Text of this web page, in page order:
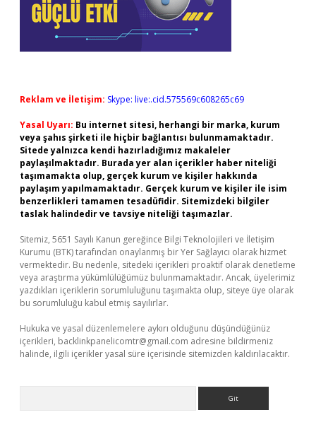
Reklam ve İletişim: Skype: live:.cid.575569c608265c69
Yasal Uyarı: Bu internet sitesi, herhangi bir marka, kurum
veya şahıs şirketi ile hiçbir bağlantısı bulunmamaktadır.
Sitede yalnızca kendi hazırladığımız makaleler
paylaşılmaktadır. Burada yer alan içerikler haber niteliği
taşımamakta olup, gerçek kurum ve kişiler hakkında
paylaşım yapılmamaktadır. Gerçek kurum ve kişiler ile isim
benzerlikleri tamamen tesadüfidir. Sitemizdeki bilgiler
taslak halindedir ve tavsiye niteliği taşımazlar.
Sitemiz, 5651 Sayılı Kanun gereğince Bilgi Teknolojileri ve İletişim
Kurumu (BTK) tarafından onaylanmış bir Yer Sağlayıcı olarak hizmet
vermektedir. Bu nedenle, sitedeki içerikleri proaktif olarak denetleme
veya araştırma yükümlülüğümüz bulunmamaktadır. Ancak, üyelerimiz
yazdıkları içeriklerin sorumluluğunu taşımakta olup, siteye üye olarak
bu sorumluluğu kabul etmiş sayılırlar.
Hukuka ve yasal düzenlemelere aykırı olduğunu düşündüğünüz
içerikleri, backlinkpanelicomtr@gmail.com adresine bildirmeniz
halinde, ilgili içerikler yasal süre içerisinde sitemizden kaldırılacaktır.